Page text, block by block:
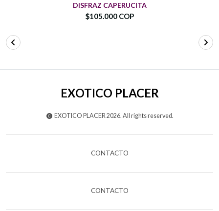
DISFRAZ CAPERUCITA
$105.000 COP
EXOTICO PLACER
EXOTICO PLACER 2026. All rights reserved.
CONTACTO
CONTACTO